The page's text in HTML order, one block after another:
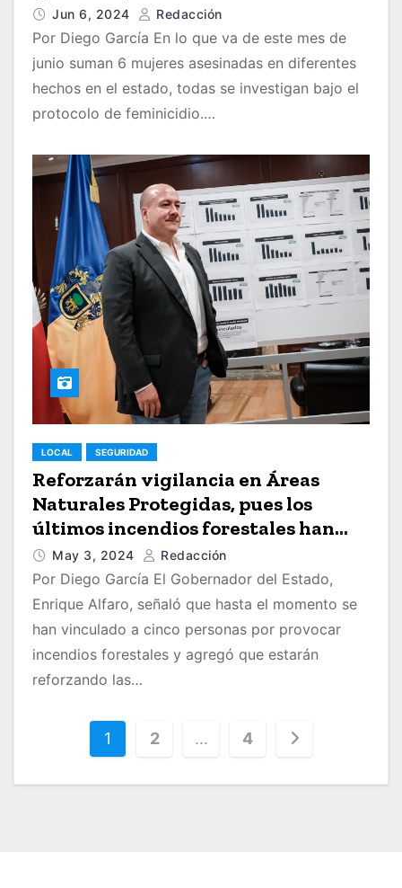
Jun 6, 2024 Redacción
Por Diego García En lo que va de este mes de
junio suman 6 mujeres asesinadas en diferentes
hechos en el estado, todas se investigan bajo el
protocolo de feminicidio.…
LOCAL SEGURIDAD
Reforzarán vigilancia en Áreas
Naturales Protegidas, pues los
últimos incendios forestales han
sido provocados
May 3, 2024 Redacción
Por Diego García El Gobernador del Estado,
Enrique Alfaro, señaló que hasta el momento se
han vinculado a cinco personas por provocar
incendios forestales y agregó que estarán
reforzando las…
1 2 … 4